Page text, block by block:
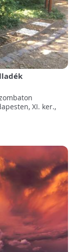
XI. ker.,